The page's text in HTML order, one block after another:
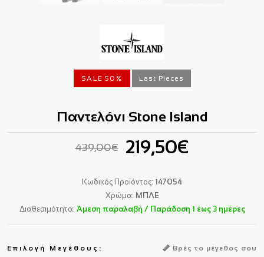
SALE 50% Last Pieces
Παντελόνι Stone Island
439,00€ 219,50€
Κωδικός Προϊόντος: 147054
Χρώμα: ΜΠΛΕ
Διαθεσιμότητα: Άμεση παραλαβή / Παράδoση 1 έως 3 ημέρες
Επιλογή Μεγέθους: Βρές το μέγεθος σου